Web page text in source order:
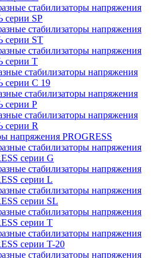
стабилизаторы напряжения
SP
стабилизаторы напряжения
ST
стабилизаторы напряжения
T
стабилизаторы напряжения
C 19
стабилизаторы напряжения
P
стабилизаторы напряжения
R
напряжения PROGRESS
стабилизаторы напряжения
серии G
стабилизаторы напряжения
серии L
стабилизаторы напряжения
серии SL
стабилизаторы напряжения
серии T
стабилизаторы напряжения
серии T-20
стабилизаторы напряжения